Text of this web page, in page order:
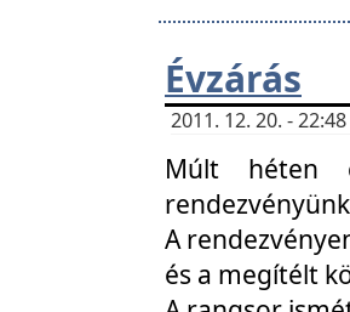
Évzárás
2011. 12. 20. -
Múlt héten
A
és a megítélt